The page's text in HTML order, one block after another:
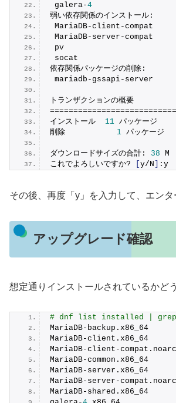
galera-4
弱い依存関係のインストール:
MariaDB-client-
MariaDB-server-
pv
socat
依存関係パッケージの削除:
mariadb-gssapi-
トランザクションの概要
インストール 11 パッケージ
削除 1 パッケージ
ダウンロードサイズの合計: 38 M
これでよろしいですか?
y/N :y
その後、再度「y」を入力して、エンタ
アップグレード確認
想定通りインストールされているかど
# dnf list installed | grep
MariaDB-backup. x86_64
MariaDB-client. x86_64
MariaDB-client-compat.
MariaDB-common. x86_64
MariaDB-server. x86_64
MariaDB-server-compat.
MariaDB-shared. x86_64